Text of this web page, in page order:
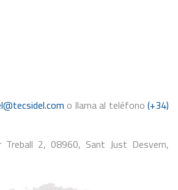
o llama al teléfono(+34)
Treball 2, 08960, Sant Just Desvern,